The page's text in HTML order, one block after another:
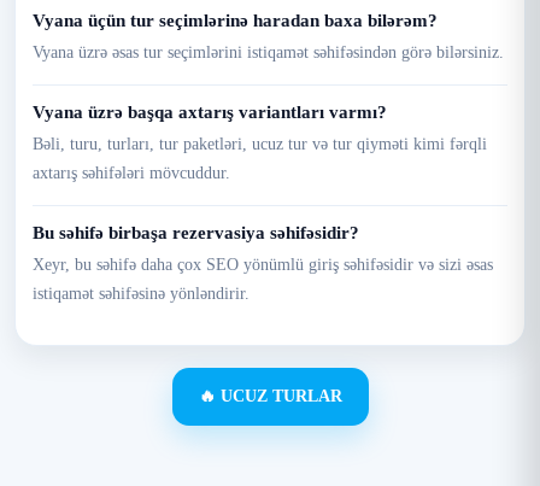
Vyana üçün tur seçimlərinə haradan baxa bilərəm?
Vyana üzrə əsas tur seçimlərini istiqamət səhifəsindən görə bilərsiniz.
Vyana üzrə başqa axtarış variantları varmı?
Bəli, turu, turları, tur paketləri, ucuz tur və tur qiyməti kimi fərqli
axtarış səhifələri mövcuddur.
Bu səhifə birbaşa rezervasiya səhifəsidir?
Xeyr, bu səhifə daha çox SEO yönümlü giriş səhifəsidir və sizi əsas
istiqamət səhifəsinə yönləndirir.
🔥 UCUZ TURLAR